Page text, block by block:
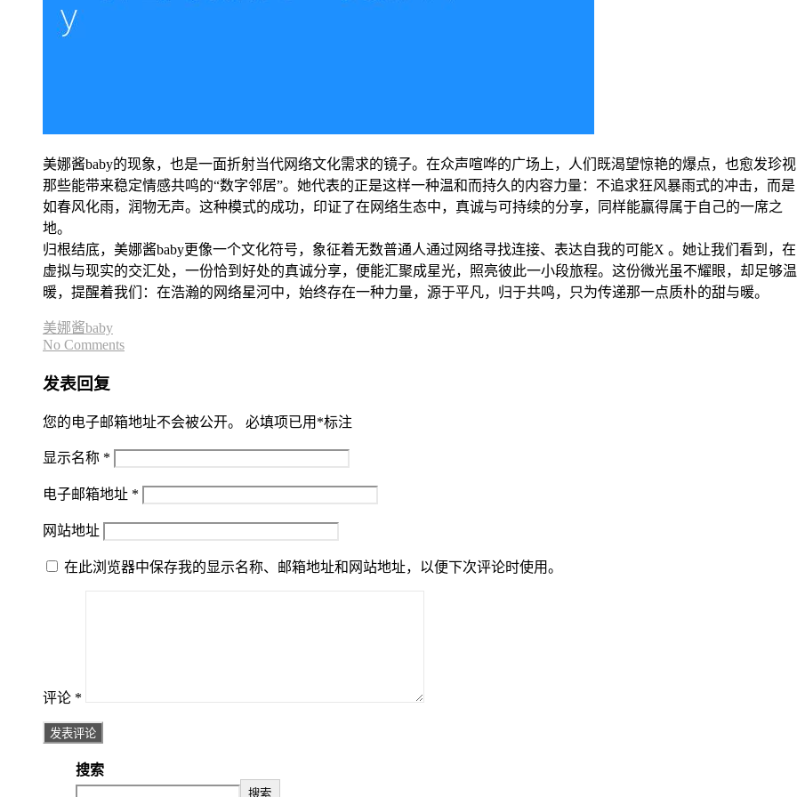
美娜酱baby的现象，也是一面折射当代网络文化需求的镜子。在众声喧哗的广场上，人们既渴望惊艳的爆点，也愈发珍视
那些能带来稳定情感共鸣的“数字邻居”。她代表的正是这样一种温和而持久的内容力量：不追求狂风暴雨式的冲击，而是
如春风化雨，润物无声。这种模式的成功，印证了在网络生态中，真诚与可持续的分享，同样能赢得属于自己的一席之
地。
归根结底，美娜酱baby更像一个文化符号，象征着无数普通人通过网络寻找连接、表达自我的可能X 。她让我们看到，在
虚拟与现实的交汇处，一份恰到好处的真诚分享，便能汇聚成星光，照亮彼此一小段旅程。这份微光虽不耀眼，却足够温
暖，提醒着我们：在浩瀚的网络星河中，始终存在一种力量，源于平凡，归于共鸣，只为传递那一点质朴的甜与暖。
美娜酱baby
No Comments
发表回复
您的电子邮箱地址不会被公开。 必填项已用 *标注
显示名称 *
电子邮箱地址 *
网站地址
在此浏览器中保存我的显示名称、邮箱地址和网站地址，以便下次评论时使用。
评论 *
搜索
搜索